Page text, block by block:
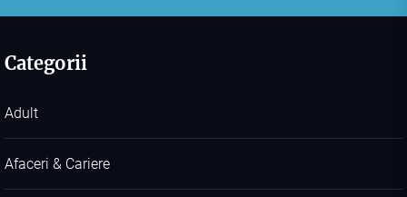
Categorii
Adult
Afaceri & Cariere